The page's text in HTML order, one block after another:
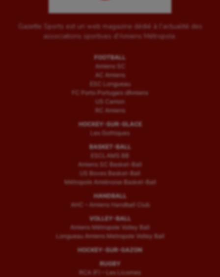
Gazette Sports est un web magazine dédié à l'actualité des
associations sportives d'Amiens Métropole.
FOOTBALL
Amiens SC
AC Amiens
ESC Longueau
FC Porto Portugais d’Amiens
US Camon
RC Amiens
HOCKEY-SUR-GLACE
Les Gothiques
BASKET-BALL
ESCLAMS BB
Amiens SC Basket-Ball
US Boves Basket-Ball
Métropole Amiénoise Basket-Ball
HANDBALL
AHC – Amiens Handball Club
VOLLEY-BALL
Amiens Métropole Volley Ball
Longueau Amiens Metropole Volley Ball
HOCKEY-SUR-GAZON
RUGBY
RCA (F) – Les Licornes